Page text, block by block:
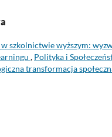
szkolnictwie wyższym:
, Polityka i
transformacja